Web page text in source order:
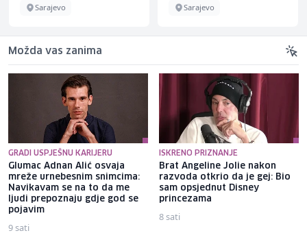
Sarajevo Sarajevo
Možda vas zanima
GRADI USPJEŠNU KARIJERU
Glumac Adnan Alić osvaja
mreže urnebesnim snimcima:
Navikavam se na to da me
ljudi prepoznaju gdje god se
pojavim
9 sati
ISKRENO PRIZNANJE
Brat Angeline Jolie nakon
razvoda otkrio da je gej: Bio
sam opsjednut Disney
princezama
8 sati